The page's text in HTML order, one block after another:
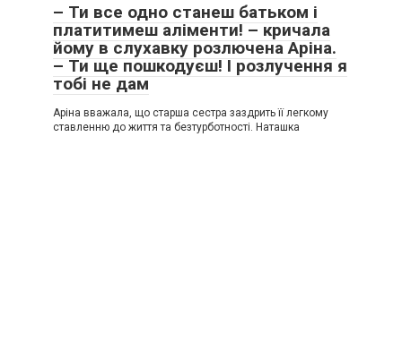
– Ти все одно станеш батьком і
платитимеш аліменти! – кричала
йому в слухавку розлючена Аріна.
– Ти ще пошкодуєш! І розлучення я
тобі не дам
Аріна вважала, що старша сестра заздрить її легкому
ставленню до життя та безтурботності. Наташка